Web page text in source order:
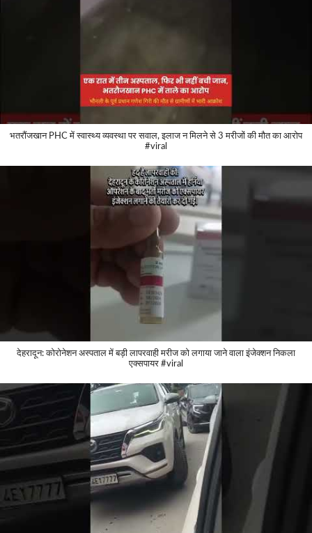
भतरौंजखान PHC में स्वास्थ्य व्यवस्था पर सवाल, इलाज न मिलने से 3 मरीजों की मौत का आरोप
#viral
देहरादून: कोरोनेशन अस्पताल में बड़ी लापरवाही मरीज को लगाया जाने वाला इंजेक्शन निकला
एक्सपायर #viral